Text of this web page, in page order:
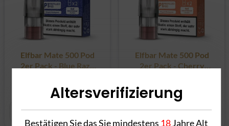
Elfbar Mate 500 Pod
2er Pack - Blue Razz
9,90 €
Elfbar Mate 500 Pod
2er Pack - Cherry
Altersverifizierung
Bestätigen Sie das Sie mindestens 18Jahre Alt